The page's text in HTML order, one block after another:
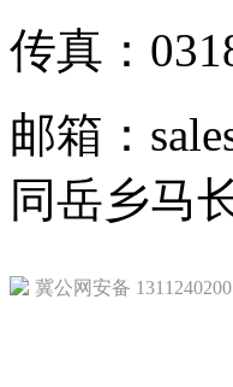
传真：
邮箱：
同岳乡马
冀公网安备